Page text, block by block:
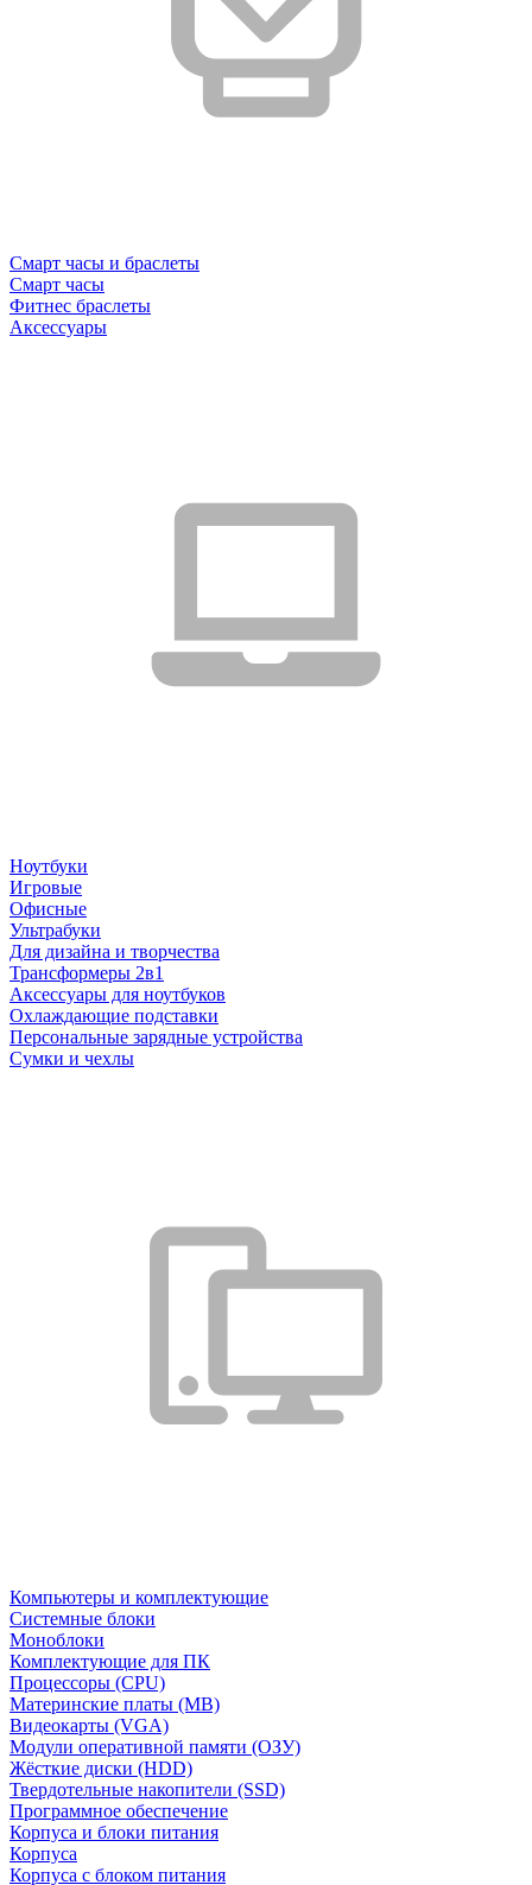
Смарт часы и браслеты
Смарт часы
Фитнес браслеты
Аксессуары
Ноутбуки
Игровые
Офисные
Ультрабуки
Для дизайна и творчества
Трансформеры 2в1
Аксессуары для ноутбуков
Охлаждающие подставки
Персональные зарядные устройства
Сумки и чехлы
Компьютеры и комплектующие
Системные блоки
Моноблоки
Комплектующие для ПК
Процессоры (CPU)
Материнские платы (MB)
Видеокарты (VGA)
Модули оперативной памяти (ОЗУ)
Жёсткие диски (HDD)
Твердотельные накопители (SSD)
Программное обеспечение
Корпуса и блоки питания
Корпуса
Корпуса с блоком питания